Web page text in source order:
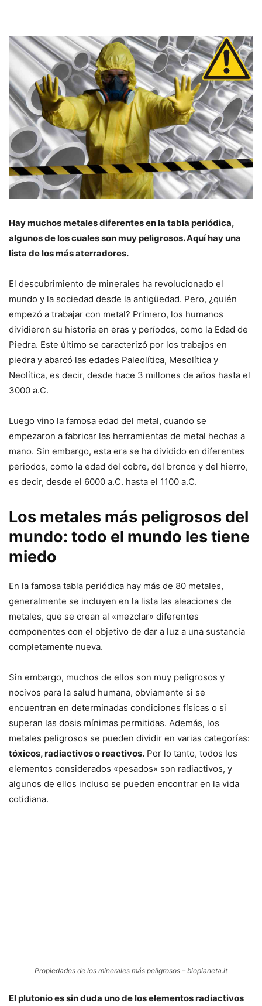
Hay muchos metales diferentes en la tabla periódica,
algunos de los cuales son muy peligrosos. Aquí hay una
lista de los más aterradores.
El descubrimiento de minerales ha revolucionado el
mundo y la sociedad desde la antigüedad. Pero, ¿quién
empezó a trabajar con metal? Primero, los humanos
dividieron su historia en eras y períodos, como la Edad de
Piedra. Este último se caracterizó por los trabajos en
piedra y abarcó las edades Paleolítica, Mesolítica y
Neolítica, es decir, desde hace 3 millones de años hasta el
3000 a.C.
Luego vino la famosa edad del metal, cuando se
empezaron a fabricar las herramientas de metal hechas a
mano. Sin embargo, esta era se ha dividido en diferentes
periodos, como la edad del cobre, del bronce y del hierro,
es decir, desde el 6000 a.C. hasta el 1100 a.C.
Los metales más peligrosos del
mundo: todo el mundo les tiene
miedo
En la famosa tabla periódica hay más de 80 metales,
generalmente se incluyen en la lista las aleaciones de
metales, que se crean al «mezclar» diferentes
componentes con el objetivo de dar a luz a una sustancia
completamente nueva.
Sin embargo, muchos de ellos son muy peligrosos y
nocivos para la salud humana, obviamente si se
encuentran en determinadas condiciones físicas o si
superan las dosis mínimas permitidas. Además, los
metales peligrosos se pueden dividir en varias categorías:
tóxicos, radiactivos o reactivos. Por lo tanto, todos los
elementos considerados «pesados» son radiactivos, y
algunos de ellos incluso se pueden encontrar en la vida
cotidiana.
Propiedades de los minerales más peligrosos – biopianeta.it
El plutonio es sin duda uno de los elementos radiactivos